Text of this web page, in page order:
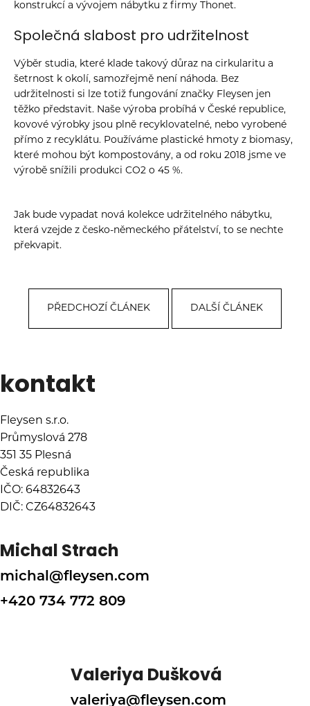
konstrukcí a vývojem nábytku z firmy Thonet.
Společná slabost pro udržitelnost
Výběr studia, které klade takový důraz na cirkularitu a
šetrnost k okolí, samozřejmě není náhoda. Bez
udržitelnosti si lze totiž fungování značky Fleysen jen
těžko představit. Naše výroba probíhá v České republice,
kovové výrobky jsou plně recyklovatelné, nebo vyrobené
přímo z recyklátu. Používáme plastické hmoty z biomasy,
které mohou být kompostovány, a od roku 2018 jsme ve
výrobě snížili produkci CO2 o 45 %.
Jak bude vypadat nová kolekce udržitelného nábytku,
která vzejde z česko-německého přátelství, to se nechte
překvapit.
PŘEDCHOZÍ ČLÁNEK DALŠÍ ČLÁNEK
kontakt
Fleysen s.r.o.
Průmyslová 278
351 35 Plesná
Česká republika
IČO: 64832643
DIČ: CZ64832643
Michal Strach
michal@fleysen.com
+420 734 772 809
Valeriya Dušková
valeriya@fleysen.com